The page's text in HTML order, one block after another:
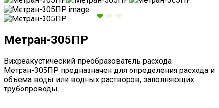
Метран-305ПР
Вихреакустический преобразователь расхода
Метран-305ПР предназначен для определения расхода и
объема воды или водных растворов, заполняющих
трубопроводы.